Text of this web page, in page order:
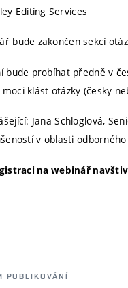
Editing Services
bude zakončen sekcí
bude probíhat předně v
moci klást otázky (česky
Jana Schlöglová,
v oblasti
na webinář
PUBLIKOVÁNÍ